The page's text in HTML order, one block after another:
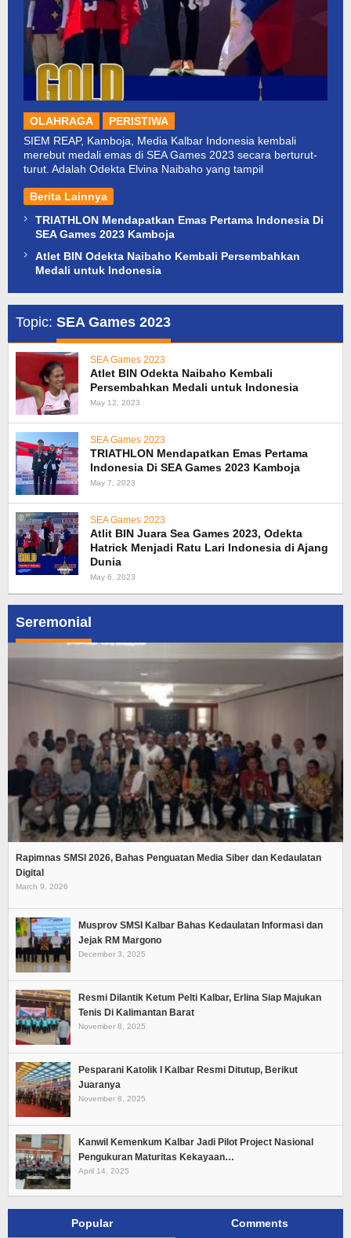
OLAHRAGA
PERISTIWA
SIEM REAP, Kamboja, Media Kalbar Indonesia kembali
merebut medali emas di SEA Games 2023 secara berturut-
turut. Adalah Odekta Elvina Naibaho yang tampil
Berita Lainnya
TRIATHLON Mendapatkan Emas Pertama Indonesia Di
SEA Games 2023 Kamboja
Atlet BIN Odekta Naibaho Kembali Persembahkan
Medali untuk Indonesia
Seremonial
Rapimnas SMSI 2026, Bahas Penguatan Media Siber dan Kedaulatan
Digital
March 9, 2026
Musprov SMSI Kalbar Bahas Kedaulatan Informasi dan
Jejak RM Margono
December 3, 2025
Resmi Dilantik Ketum Pelti Kalbar, Erlina Siap Majukan
Tenis Di Kalimantan Barat
November 8, 2025
Pesparani Katolik I Kalbar Resmi Ditutup, Berikut
Juaranya
November 8, 2025
Kanwil Kemenkum Kalbar Jadi Pilot Project Nasional
Pengukuran Maturitas Kekayaan…
April 14, 2025
Popular Comments
Topic: SEA Games 2023
SEA Games 2023
Atlet BIN Odekta Naibaho Kembali
Persembahkan Medali untuk Indonesia
May 12, 2023
SEA Games 2023
TRIATHLON Mendapatkan Emas Pertama
Indonesia Di SEA Games 2023 Kamboja
May 7, 2023
SEA Games 2023
Atlit BIN Juara Sea Games 2023, Odekta
Hatrick Menjadi Ratu Lari Indonesia di Ajang
Dunia
May 6, 2023